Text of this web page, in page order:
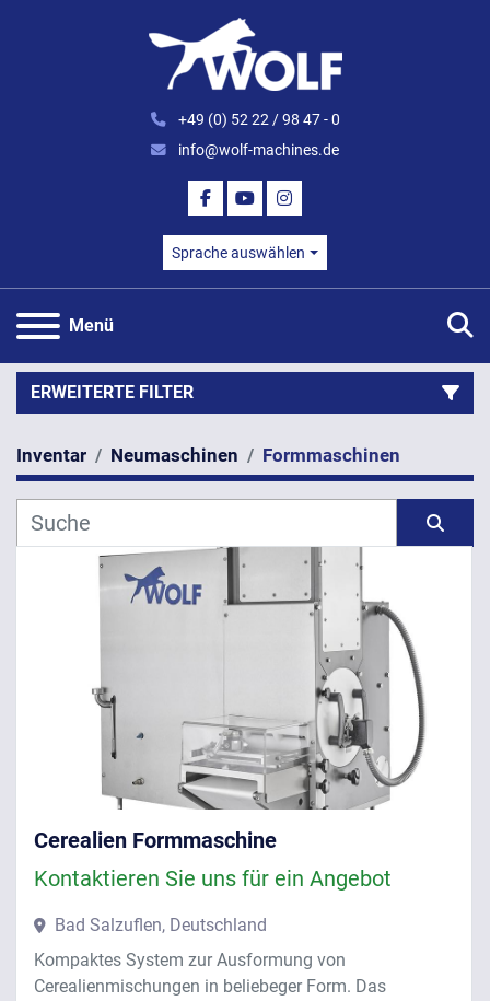
+49 (0) 52 22 / 98 47 - 0
info@wolf-machines.de
FACEBOOK
YOUTUBEINSTAGRAM
Sprache auswählen
Menü
ERWEITERTE FILTER
Kategorie
Hersteller
ANWENDEN LÖSCHEN
Inventar Neumaschinen Formmaschinen
Sortieren nach
Cerealien Formmaschine
Kontaktieren Sie uns für ein Angebot
Bad Salzuflen, Deutschland
Kompaktes System zur Ausformung von
Cerealienmischungen in beliebeger Form. Das